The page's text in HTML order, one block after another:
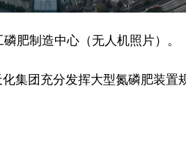
制造中心（无人机照片）。
团充分发挥大型氮磷肥装置